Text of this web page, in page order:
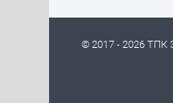
© 2017 - 2026 ТПК